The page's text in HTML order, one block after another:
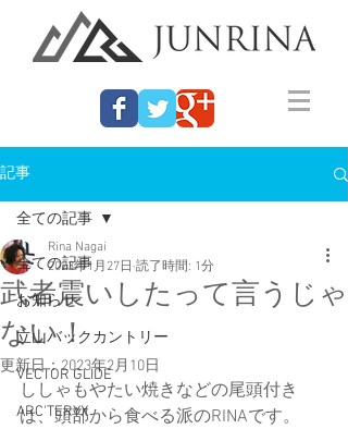
記事
全ての記事
お知らせ
立山バックカントリー
VECTOR GLIDE
ARC'TERYX
全ての記事
武者震いしたって言うじゃ
ない！
Rina Nagai
2023年1月27日 読了時間: 1分
更新日：2023年2月10日
ししゃもやたい焼きなどの尾頭付き
は、頭部から食べる派のRINAです。